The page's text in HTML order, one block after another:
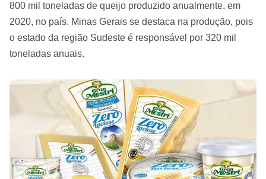
800 mil toneladas de queijo produzido anualmente, em
2020, no país. Minas Gerais se destaca na produção, pois
o estado da região Sudeste é responsável por 320 mil
toneladas anuais.